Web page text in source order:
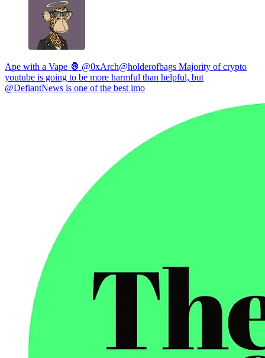
Ape with a Vape 🦍 @0xArch@holderofbags Majority of crypto
youtube is going to be more harmful than helpful, but
@DefiantNews is one of the best imo